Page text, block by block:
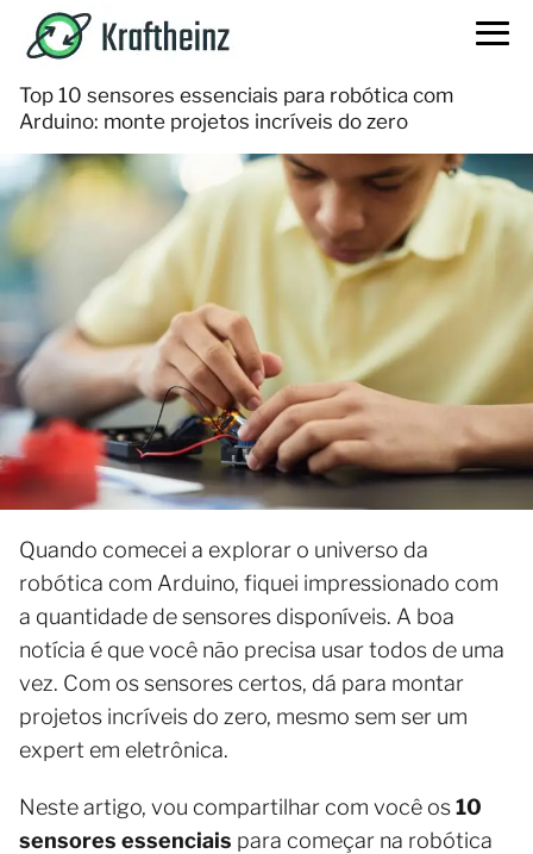
Top 10 sensores essenciais para robótica com
Arduino: monte projetos incríveis do zero
Quando comecei a explorar o universo da
robótica com Arduino, fiquei impressionado com
a quantidade de sensores disponíveis. A boa
notícia é que você não precisa usar todos de uma
vez. Com os sensores certos, dá para montar
projetos incríveis do zero, mesmo sem ser um
expert em eletrônica.
Neste artigo, vou compartilhar com você os10
sensores essenciais para começar na robótica